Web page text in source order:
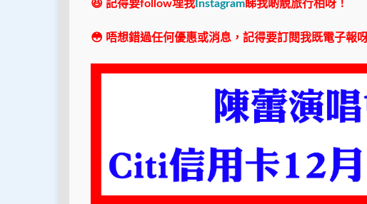
😆 記得要follow埋我 Instagram睇我啲靚旅行相呀！
😳 唔想錯過任何優惠或消息，記得要訂閱我既電子報